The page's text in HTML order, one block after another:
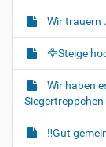
Wir trauern
🦅Steige
Wir haben
‼️Gut